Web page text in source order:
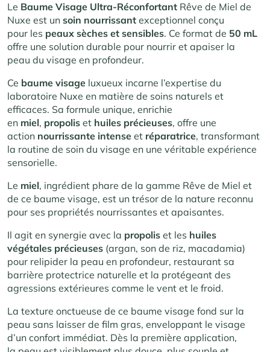
Le Baume Visage Ultra-Réconfortant Rêve de Miel de
Nuxe est un soin nourrissant exceptionnel conçu
pour les peaux sèches et sensibles. Ce format de 50 mL
offre une solution durable pour nourrir et apaiser la
peau du visage en profondeur.
Ce baume visage luxueux incarne l’expertise du
laboratoire Nuxe en matière de soins naturels et
efficaces. Sa formule unique, enrichie
en miel, propolis et huiles précieuses, offre une
action nourrissante intense et réparatrice, transformant
la routine de soin du visage en une véritable expérience
sensorielle.
Le miel, ingrédient phare de la gamme Rêve de Miel et
de ce baume visage, est un trésor de la nature reconnu
pour ses propriétés nourrissantes et apaisantes.
Il agit en synergie avec la propolis et les huiles
végétales précieuses (argan, son de riz, macadamia)
pour relipider la peau en profondeur, restaurant sa
barrière protectrice naturelle et la protégeant des
agressions extérieures comme le vent et le froid.
La texture onctueuse de ce baume visage fond sur la
peau sans laisser de film gras, enveloppant le visage
d’un confort immédiat. Dès la première application,